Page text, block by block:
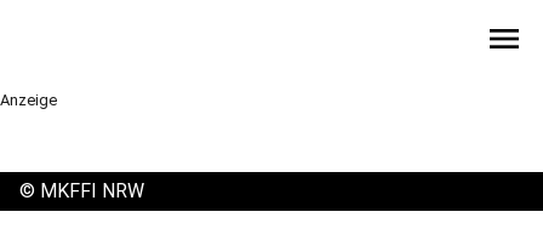
menu
Anzeige
© MKFFI NRW